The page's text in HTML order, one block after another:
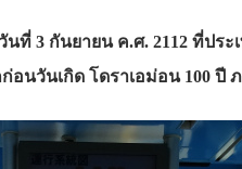
นที่ 3 กันยายน ค.ศ. 2112 ที่ประ
อนวันเกิด โดราเอม่อน 100